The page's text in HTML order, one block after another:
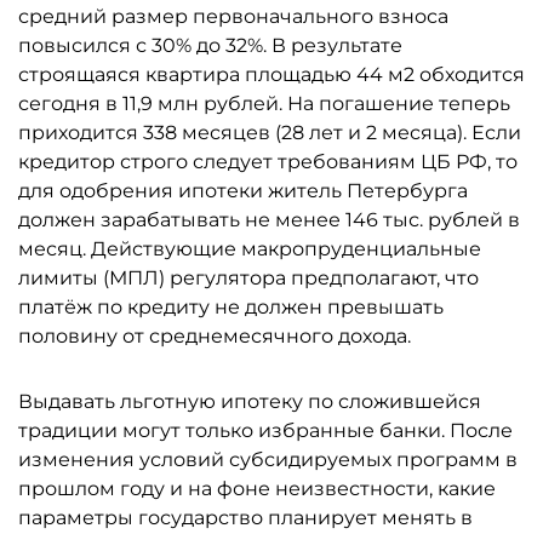
средний размер первоначального взноса
повысился с 30% до 32%. В результате
строящаяся квартира площадью 44 м2 обходится
сегодня в 11,9 млн рублей. На погашение теперь
приходится 338 месяцев (28 лет и 2 месяца). Если
кредитор строго следует требованиям ЦБ РФ, то
для одобрения ипотеки житель Петербурга
должен зарабатывать не менее 146 тыс. рублей в
месяц. Действующие макропруденциальные
лимиты (МПЛ) регулятора предполагают, что
платёж по кредиту не должен превышать
половину от среднемесячного дохода.
Выдавать льготную ипотеку по сложившейся
традиции могут только избранные банки. После
изменения условий субсидируемых программ в
прошлом году и на фоне неизвестности, какие
параметры государство планирует менять в